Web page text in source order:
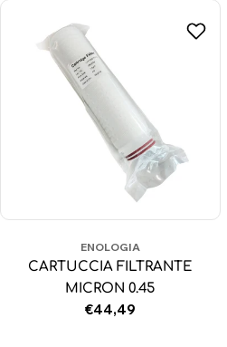
ENOLOGIA
CARTUCCIA FILTRANTE
MICRON 0.45
Prezzo
€44,49